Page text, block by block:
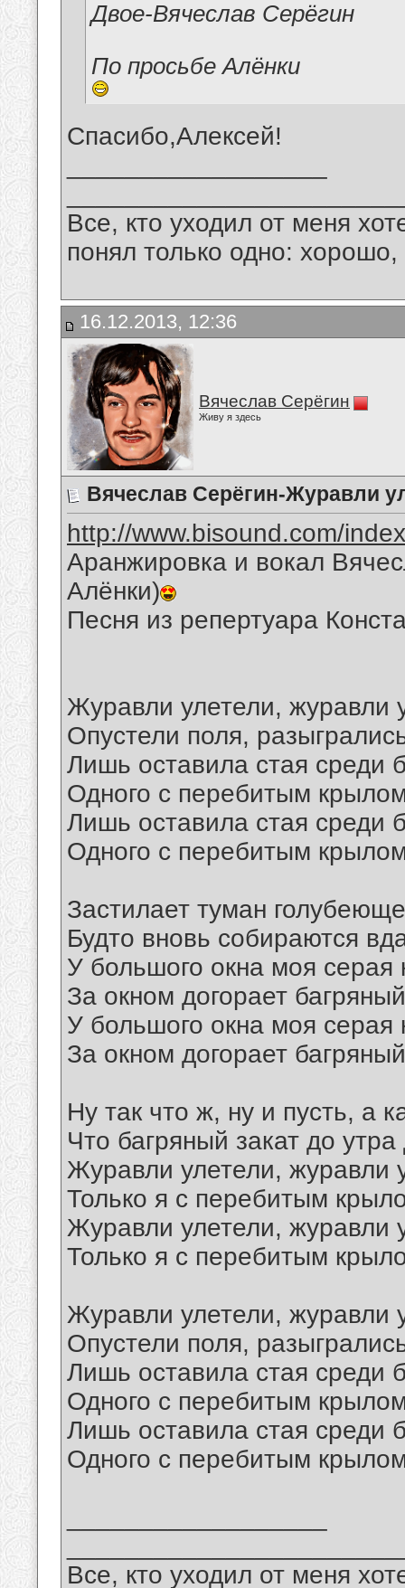
Двое-Вячеслав Серёгин
По просьбе Алёнки
Спасибо,Алексей!
Все, кто уходил от меня
понял только одно:
16.12.2013, 12:36
Вячеслав Серёгин
Живу я здесь
Вячеслав Серёгин-Журавли
http://www.bisound.com/
Аранжировка и вокал
Алёнки)
Песня из репертуара
Журавли улетели, журавли
Опустели поля,
Лишь оставила стая среди
Одного с перебитым
Лишь оставила стая среди
Одного с перебитым
Застилает туман
Будто вновь собираются
У большого окна моя серая
За окном догорает
У большого окна моя серая
За окном догорает
Ну так что ж, ну и пусть, а
Что багряный закат до утра
Журавли улетели, журавли
Только я с перебитым
Журавли улетели, журавли
Только я с перебитым
Журавли улетели, журавли
Опустели поля,
Лишь оставила стая среди
Одного с перебитым
Лишь оставила стая среди
Одного с перебитым
Все, кто уходил от меня